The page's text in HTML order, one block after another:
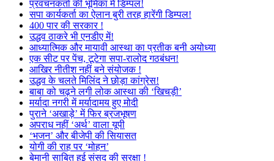
प्रवचनकर्ता की भूमिका में डिम्पल!
सपा कार्यकर्ता का ऐलान बुरी तरह हारेंगी डिम्पल!
400 पार की सरकार !
उद्धव ठाकरे भी एनडीए में!
आध्यात्मिक और मायावी आस्था का प्रतीक बनी अयोध्या
एक सीट पर पेंच, टूटेगा सपा-रालोद गठबंधन!
आखिर नीतीश नहीं बने संयोजक !
उद्धव के चलते मिलिंद ने छोड़ा कांग्रेस!
बाबा को चढ़ने लगी लोक आस्था की ‘खिचड़ी’
मर्यादा नगरी में मर्यादामय हुए मोदी
पुराने ‘अखाड़े’ में फिर ब्रजभूषण
अपराध नहीं ‘अर्थ’ वाला यूपी
‘भजन’ और बीजेपी की सियासत
योगी की राह पर ‘मोहन’
बेमानी साबित हुई संसद की सुरक्षा !